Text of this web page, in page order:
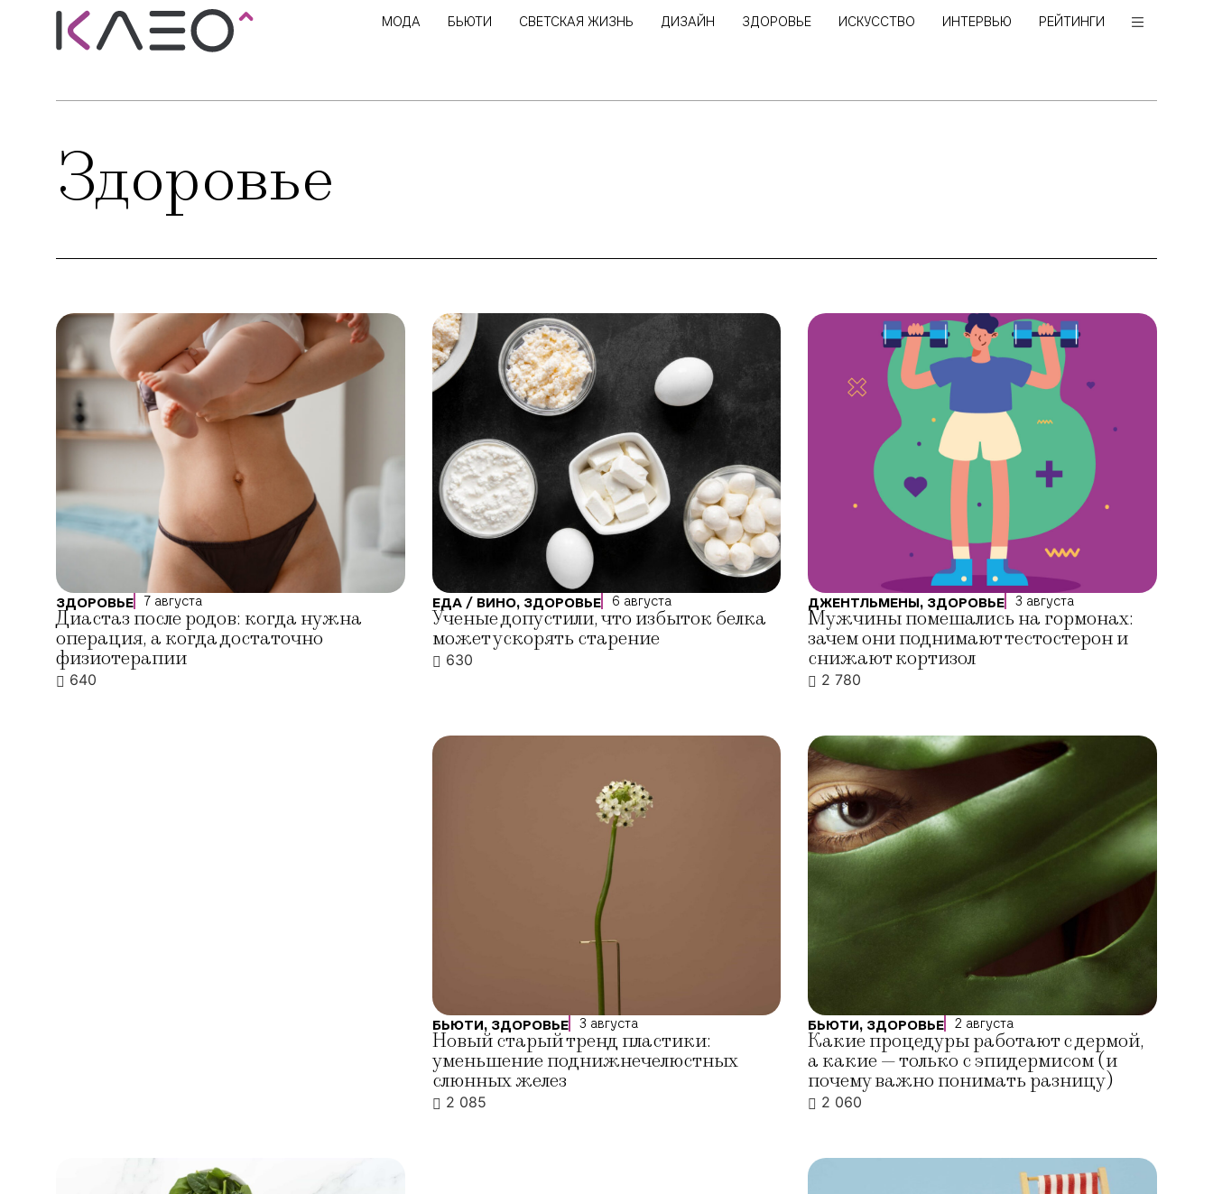
МОДА БЬЮТИ СВЕТСКАЯ ЖИЗНЬ ДИЗАЙН ЗДОРОВЬЕ ИСКУССТВО ИНТЕРВЬЮ РЕЙТИНГИ
Здоровье
ЗДОРОВЬЕ 7 августа
Диастаз после родов: когда нужна
операция, а когда достаточно
физиотерапии
640
ЕДА / ВИНО, ЗДОРОВЬЕ 6 августа
Ученые допустили, что избыток белка
может ускорять старение
630
ДЖЕНТЛЬМЕНЫ, ЗДОРОВЬЕ 3 августа
Мужчины помешались на гормонах:
зачем они поднимают тестостерон и
снижают кортизол
2 780
БЬЮТИ, ЗДОРОВЬЕ 3 августа
Новый старый тренд пластики:
уменьшение поднижнечелюстных
слюнных желез
2 085
БЬЮТИ, ЗДОРОВЬЕ 2 августа
Какие процедуры работают с дермой,
а какие — только с эпидермисом (и
почему важно понимать разницу)
2 060